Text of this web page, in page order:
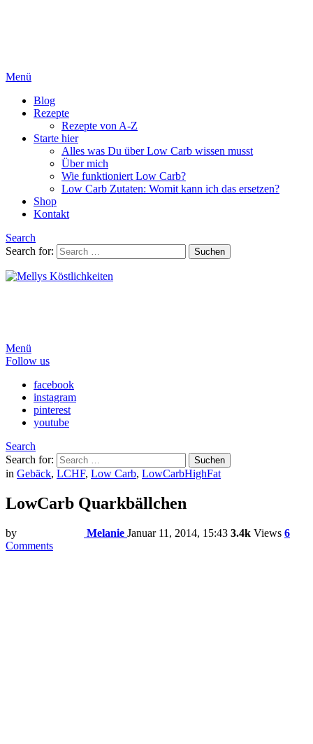
Menü
Blog
Rezepte
Rezepte von A-Z
Starte hier
Alles was Du über Low Carb wissen musst
Über mich
Wie funktioniert Low Carb?
Low Carb Zutaten: Womit kann ich das ersetzen?
Shop
Kontakt
Search
Search for:
Suchen
Menü
Follow us
facebook
instagram
pinterest
youtube
Search
Search for:
Suchen
in Gebäck, LCHF, Low Carb, LowCarbHighFat
LowCarb Quarkbällchen
by Melanie Januar 11, 2014, 15:43 3.4k Views 6
Comments